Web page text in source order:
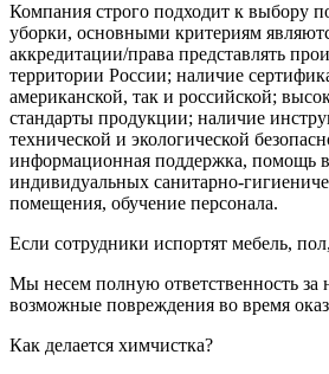
Компания строго подходит к выбору
уборки, основными критериям
аккредитации/права представлять
территории России; наличие
американской, так и российской;
стандарты продукции; наличие
технической и экологической
информационная поддержка, помощь в
индивидуальных санитарно-
помещения, обучение персонала.
Если сотрудники испортят мебель,
Мы несем полную ответственность за
возможные повреждения во время
Как делается химчистка?